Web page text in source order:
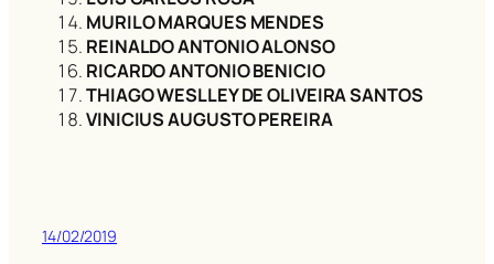
MURILO MARQUES MENDES
REINALDO ANTONIO ALONSO
RICARDO ANTONIO BENICIO
THIAGO WESLLEY DE OLIVEIRA SANTOS
VINICIUS AUGUSTO PEREIRA
14/02/2019